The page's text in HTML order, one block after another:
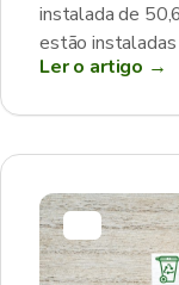
instalada de
estão
Ler o artigo →